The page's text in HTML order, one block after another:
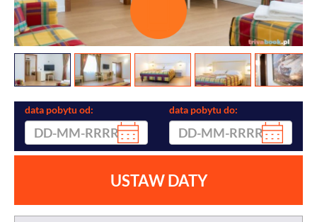
data pobytu od: data pobytu do:
USTAW DATY